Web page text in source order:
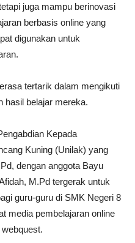
juga mampu berinovasi
berbasis online yang
digunakan untuk
tertarik dalam mengikuti
hasil belajar mereka.
Kepada
Kuning (Unilak) yang
dengan anggota Bayu
M.Pd tergerak untuk
guru-guru di SMK Negeri 8
media pembelajaran online